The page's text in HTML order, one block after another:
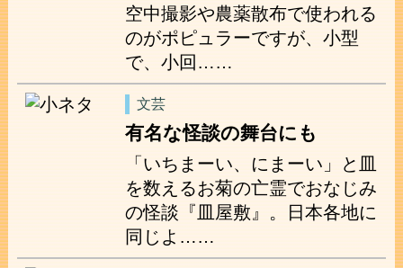
空中撮影や農薬散布で使われる
のがポピュラーですが、小型
で、小回……
文芸
有名な怪談の舞台にも
「いちまーい、にまーい」と皿
を数えるお菊の亡霊でおなじみ
の怪談『皿屋敷』。日本各地に
同じよ……